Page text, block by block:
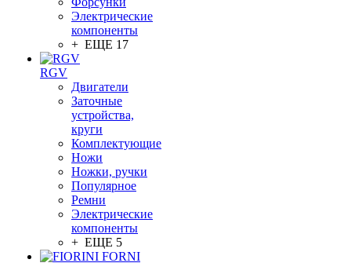
Электрические
компоненты
+ ЕЩЕ 17
RGV
Двигатели
Заточные
устройства,
круги
Комплектующие
Ножи
Ножки, ручки
Популярное
Ремни
Электрические
компоненты
+ ЕЩЕ 5